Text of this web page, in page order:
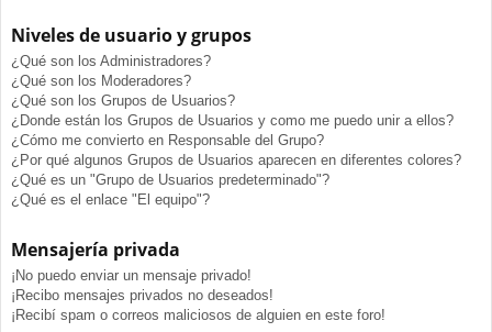
Niveles de usuario y grupos
¿Qué son los Administradores?
¿Qué son los Moderadores?
¿Qué son los Grupos de Usuarios?
¿Donde están los Grupos de Usuarios y como me puedo unir a ellos?
¿Cómo me convierto en Responsable del Grupo?
¿Por qué algunos Grupos de Usuarios aparecen en diferentes colores?
¿Qué es un "Grupo de Usuarios predeterminado"?
¿Qué es el enlace "El equipo"?
Mensajería privada
¡No puedo enviar un mensaje privado!
¡Recibo mensajes privados no deseados!
¡Recibí spam o correos maliciosos de alguien en este foro!